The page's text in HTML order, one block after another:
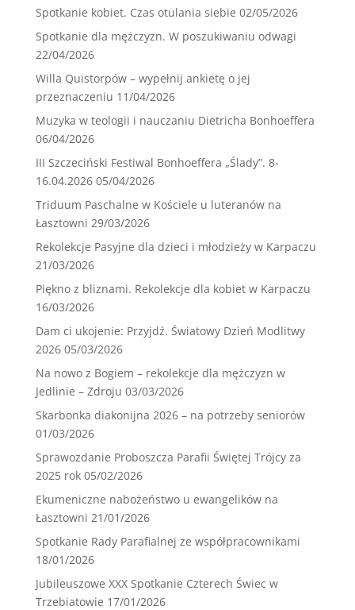
Spotkanie kobiet. Czas otulania siebie 02/05/2026
Spotkanie dla mężczyzn. W poszukiwaniu odwagi
22/04/2026
Willa Quistorpów – wypełnij ankietę o jej
przeznaczeniu 11/04/2026
Muzyka w teologii i nauczaniu Dietricha Bonhoeffera
06/04/2026
III Szczeciński Festiwal Bonhoeffera „Ślady”. 8-
16.04.2026 05/04/2026
Triduum Paschalne w Kościele u luteranów na
Łasztowni 29/03/2026
Rekolekcje Pasyjne dla dzieci i młodzieży w Karpaczu
21/03/2026
Piękno z bliznami. Rekolekcje dla kobiet w Karpaczu
16/03/2026
Dam ci ukojenie: Przyjdź. Światowy Dzień Modlitwy
2026 05/03/2026
Na nowo z Bogiem – rekolekcje dla mężczyzn w
Jedlinie – Zdroju 03/03/2026
Skarbonka diakonijna 2026 – na potrzeby seniorów
01/03/2026
Sprawozdanie Proboszcza Parafii Świętej Trójcy za
2025 rok 05/02/2026
Ekumeniczne nabożeństwo u ewangelików na
Łasztowni 21/01/2026
Spotkanie Rady Parafialnej ze współpracownikami
18/01/2026
Jubileuszowe XXX Spotkanie Czterech Świec w
Trzebiatowie 17/01/2026